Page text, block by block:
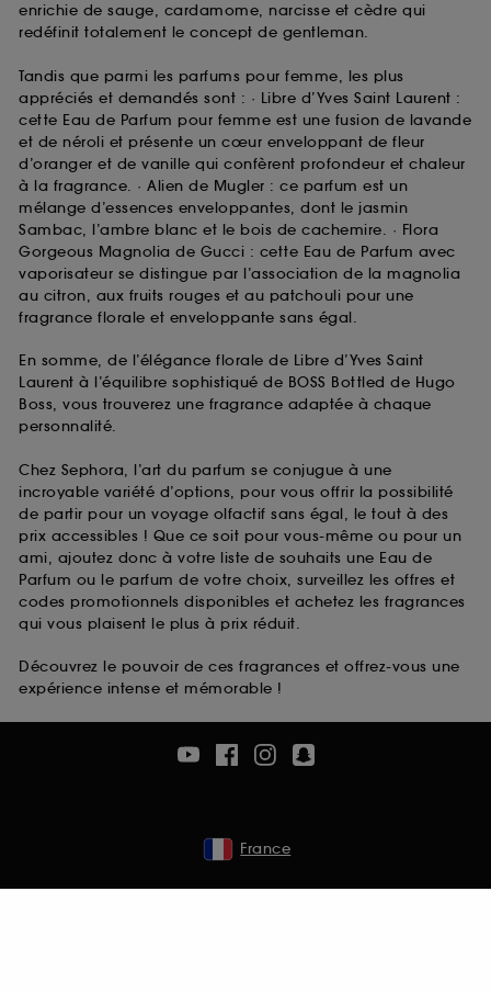
enrichie de sauge, cardamome, narcisse et cèdre qui
redéfinit totalement le concept de gentleman.
Tandis que parmi les parfums pour femme, les plus
appréciés et demandés sont : · Libre d’Yves Saint Laurent :
cette Eau de Parfum pour femme est une fusion de lavande
et de néroli et présente un cœur enveloppant de fleur
d’oranger et de vanille qui confèrent profondeur et chaleur
à la fragrance. · Alien de Mugler : ce parfum est un
mélange d’essences enveloppantes, dont le jasmin
Sambac, l’ambre blanc et le bois de cachemire. · Flora
Gorgeous Magnolia de Gucci : cette Eau de Parfum avec
vaporisateur se distingue par l’association de la magnolia
au citron, aux fruits rouges et au patchouli pour une
fragrance florale et enveloppante sans égal.
En somme, de l’élégance florale de Libre d’Yves Saint
Laurent à l’équilibre sophistiqué de BOSS Bottled de Hugo
Boss, vous trouverez une fragrance adaptée à chaque
personnalité.
Chez Sephora, l’art du parfum se conjugue à une
incroyable variété d’options, pour vous offrir la possibilité
de partir pour un voyage olfactif sans égal, le tout à des
prix accessibles ! Que ce soit pour vous-même ou pour un
ami, ajoutez donc à votre liste de souhaits une Eau de
Parfum ou le parfum de votre choix, surveillez les offres et
codes promotionnels disponibles et achetez les fragrances
qui vous plaisent le plus à prix réduit.
Découvrez le pouvoir de ces fragrances et offrez-vous une
expérience intense et mémorable !
France